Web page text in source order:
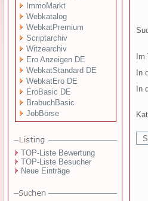
ImmoMarkt
Webkatalog
WebkatPremium
Scriptarchiv
Witzearchiv
Ero Anzeigen DE
WebkatStandard DE
WebkatEro DE
EroBasic DE
BrabuchBasic
JobBörse
TOP-Liste Bewertung
TOP-Liste Besucher
Neue Einträge
In
In